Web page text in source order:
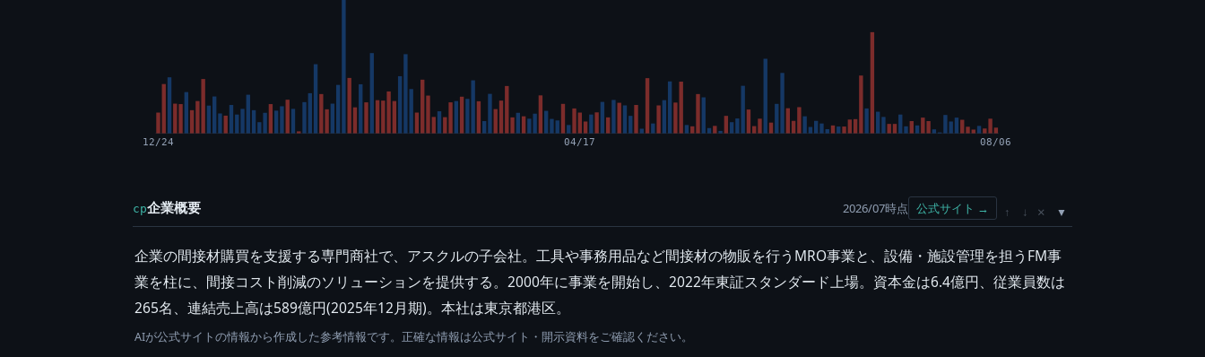
12/24 04/17 08/06
cp企業概要 2026/07時点 公式サイト → ↑ ↓ ×
企業の間接材購買を支援する専門商社で、アスクルの子会社。工具や事務用品など間接材の物販を行うMRO事業と、設備・施設管理を担うFM事
業を柱に、間接コスト削減のソリューションを提供する。2000年に事業を開始し、2022年東証スタンダード上場。資本金は6.4億円、従業員数は
265名、連結売上高は589億円(2025年12月期)。本社は東京都港区。
AIが公式サイトの情報から作成した参考情報です。正確な情報は公式サイト・開示資料をご確認ください。